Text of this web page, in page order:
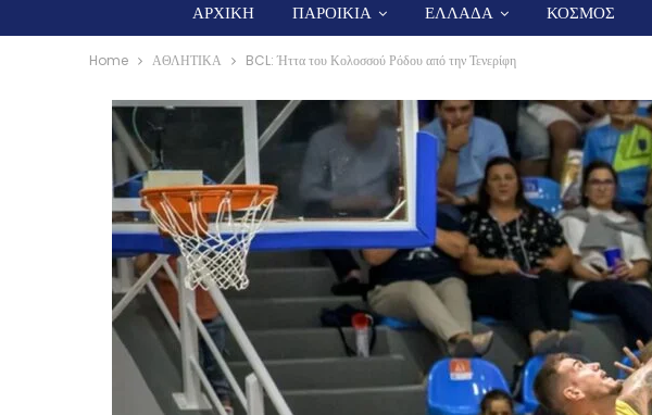
ΑΡΧΙΚΗ ΠΑΡΟΙΚΙΑ ΕΛΛΑΔΑ ΚΟΣΜΟΣ
Home ΑΘΛΗΤΙΚΑ BCL: Ήττα του Κολοσσού Ρόδου από την Τενερίφη